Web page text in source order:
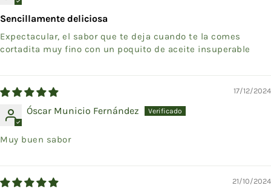
Sencillamente deliciosa
Expectacular, el sabor que te deja cuando te la comes
cortadita muy fino con un poquito de aceite insuperable
17/12/2024
Óscar Municio Fernández
Muy buen sabor
21/10/2024